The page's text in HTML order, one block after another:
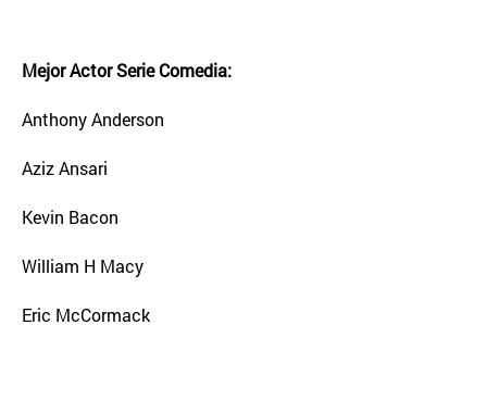
Mejor Actor Serie Comedia:
Anthony Anderson
Aziz Ansari
Kevin Bacon
William H Macy
Eric McCormack